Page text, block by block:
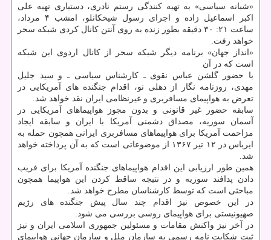
«شبانه سیاسی» به تهیه کنندگی رستم نادری، دستیاری تهیه علی
اکبر اسماعیل زاده و اجرای رسول شیخکانلو، امشب ۴ مرداد،
ساعت ۲۱: ۳۰ دقیقه بطور زنده به روی آنتن کانال کردی شبکه سحر
خواهد رفت.
«انداز جهان» برنامه دیگر شبکه سحر از کانال اردوی این شبکه
است که در آن
با حضور گلشن عباس نقوی ـ کارشناس سیاسی ـ و سید جلیل
مهدی، روزنامه نگار از دهلی نو، اقدام جنگنده های آمریکایی در
تعرض به هواپیمای مسافربری و غیرنظامی ایران نقد خواهد شد.
سابقه حضور غیر قانونی و بدون مجوز هواپیماهای آمریکایی در
آسمان سوریه، مصداق دشمنی آمریکا با ایران و سابقه ایجاد
مزاحمت آمریکا برای هواپیماهای مسافربری ایرانی همچون حمله به
ایرباس در ۱۲ تیر ۱۳۶۷ از موضوعاتی است که به آن پرداخته خواهد
شد.
همین طور ارزیابی این اقدام هواپیماهای جنگنده آمریکا برای فریب
دادن پدافند سوریه و در نتیجه ساقط کردن این هواپیما همچون
مباحثی است که توسط کارشناسان مطرح خواهد شد.
در این خصوص نیز اقدام چند سال پیش جنگنده های رژیم
صهیونیستی برای هواپیمای روسی بررسی می شود.
در آخر نیز واکنش مقامات و مسئولین جمهوری اسلامی ایران و نیز
ثبت شکایت نامه رسمی به سازمان ملل و سازمان جهانی هواپیمای